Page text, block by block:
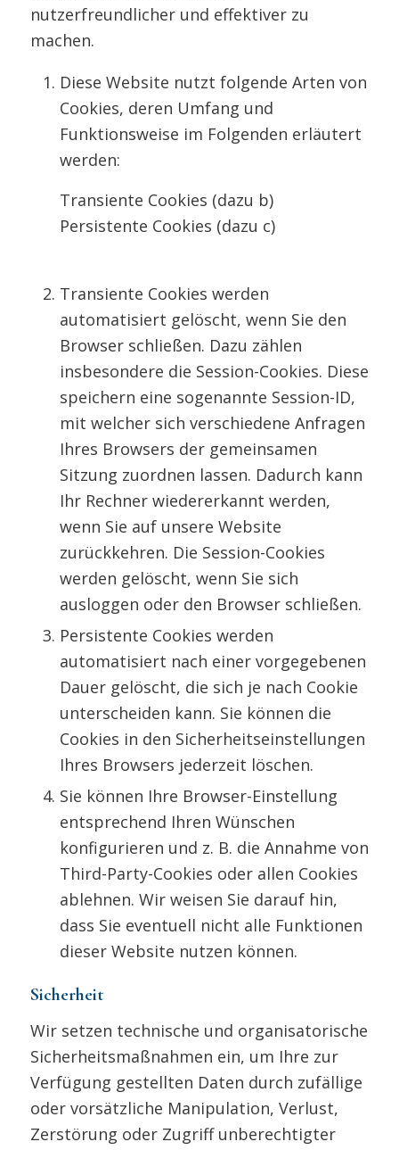
nutzerfreundlicher und effektiver zu
machen.
Diese Website nutzt folgende Arten von
Cookies, deren Umfang und
Funktionsweise im Folgenden erläutert
werden:
Transiente Cookies (dazu b)
Persistente Cookies (dazu c)
Transiente Cookies werden
automatisiert gelöscht, wenn Sie den
Browser schließen. Dazu zählen
insbesondere die Session-Cookies. Diese
speichern eine sogenannte Session-ID,
mit welcher sich verschiedene Anfragen
Ihres Browsers der gemeinsamen
Sitzung zuordnen lassen. Dadurch kann
Ihr Rechner wiedererkannt werden,
wenn Sie auf unsere Website
zurückkehren. Die Session-Cookies
werden gelöscht, wenn Sie sich
ausloggen oder den Browser schließen.
Persistente Cookies werden
automatisiert nach einer vorgegebenen
Dauer gelöscht, die sich je nach Cookie
unterscheiden kann. Sie können die
Cookies in den Sicherheitseinstellungen
Ihres Browsers jederzeit löschen.
Sie können Ihre Browser-Einstellung
entsprechend Ihren Wünschen
konfigurieren und z. B. die Annahme von
Third-Party-Cookies oder allen Cookies
ablehnen. Wir weisen Sie darauf hin,
dass Sie eventuell nicht alle Funktionen
dieser Website nutzen können.
Sicherheit
Wir setzen technische und organisatorische
Sicherheitsmaßnahmen ein, um Ihre zur
Verfügung gestellten Daten durch zufällige
oder vorsätzliche Manipulation, Verlust,
Zerstörung oder Zugriff unberechtigter